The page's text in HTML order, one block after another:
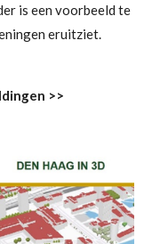
is een voorbeeld te
eruitziet.
>>